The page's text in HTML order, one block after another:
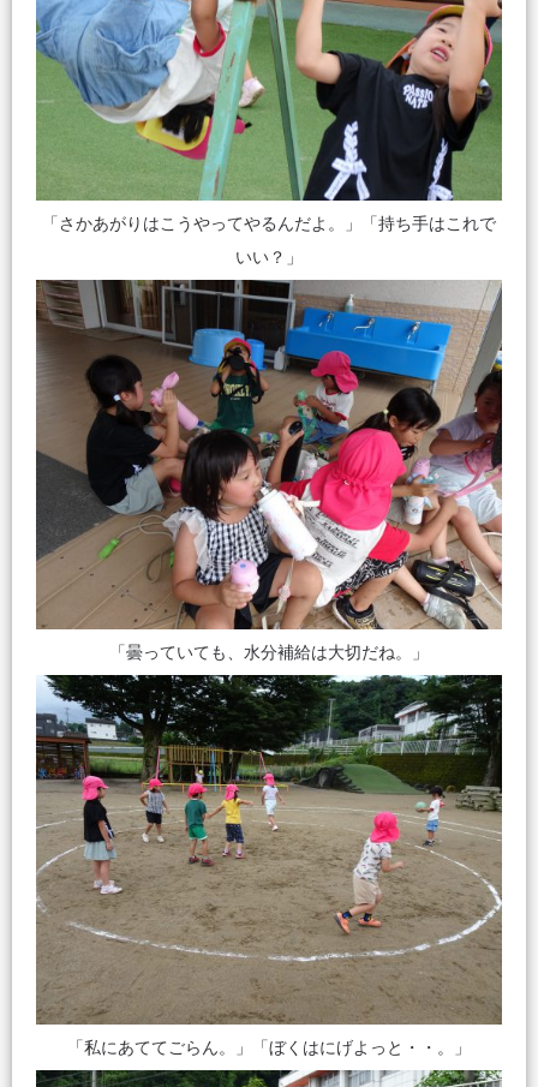
「さかあがりはこうやってやるんだよ。」「持ち手はこれで
いい？」
「曇っていても、水分補給は大切だね。」
「私にあててごらん。」「ぼくはにげよっと・・。」